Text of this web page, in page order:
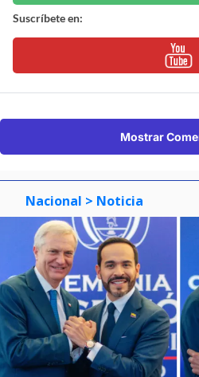
Suscríbete en:
Mostrar
Nacional > Noticia